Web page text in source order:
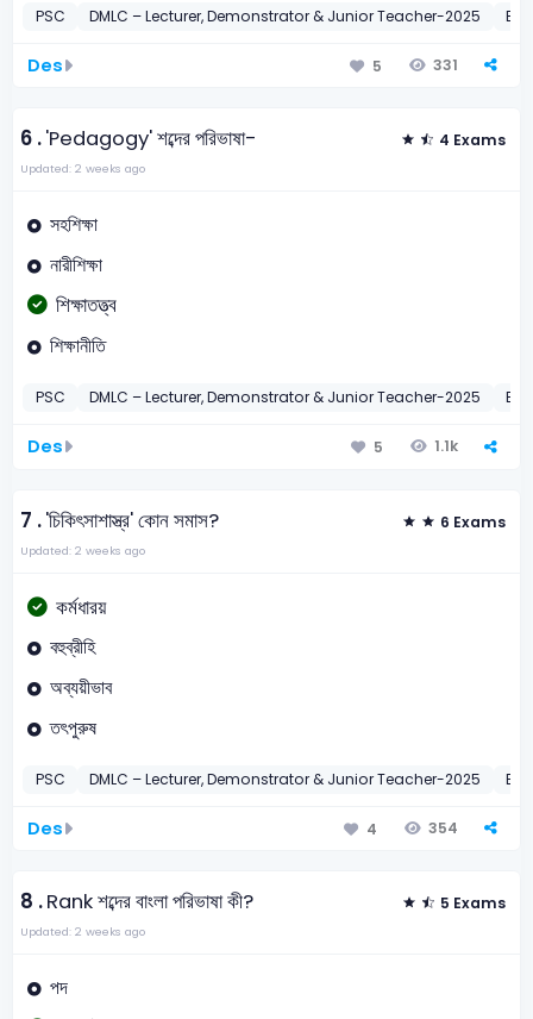
PSC DMLC – Lecturer, Demonstrator & Junior Teacher-2025
Des 5 331
6 .'Pedagogy' শব্দের পরিভাষা- 4 Exams
Updated: 2 weeks ago
সহশিক্ষা
নারীশিক্ষা
শিক্ষাতত্ত্ব
শিক্ষানীতি
PSC DMLC – Lecturer, Demonstrator & Junior Teacher-2025
Des 5 1.1k
7 .'চিকিৎসাশাস্ত্র' কোন সমাস? 6 Exams
Updated: 2 weeks ago
কর্মধারয়
বহুব্রীহি
অব্যয়ীভাব
তৎপুরুষ
PSC DMLC – Lecturer, Demonstrator & Junior Teacher-2025
Des 4 354
8 .Rank শব্দের বাংলা পরিভাষা কী? 5 Exams
Updated: 2 weeks ago
পদ